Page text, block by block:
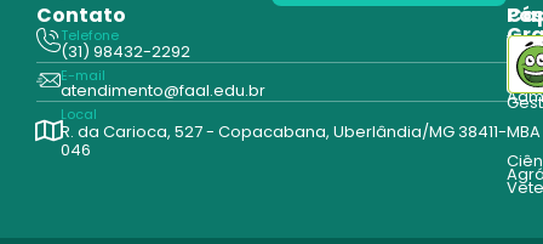
Contato
Telefone
(31) 98432-2292
E-mail
atendimento@faal.edu.br
Local
R. da Carioca, 527 - Copacabana, Uberlândia/MG 38411-
046
MBA